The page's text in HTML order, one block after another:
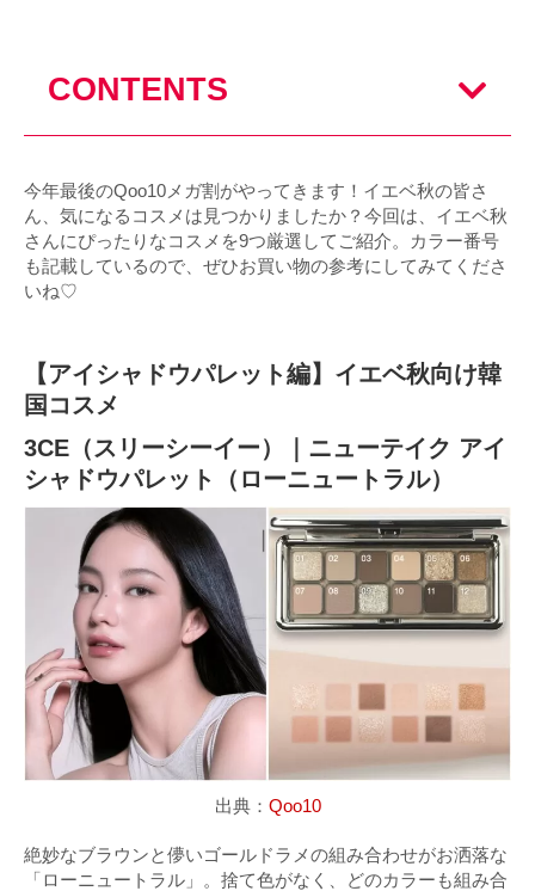
CONTENTS
今年最後のQoo10メガ割がやってきます！イエベ秋の皆さ
ん、気になるコスメは見つかりましたか？今回は、イエベ秋
さんにぴったりなコスメを9つ厳選してご紹介。カラー番号
も記載しているので、ぜひお買い物の参考にしてみてくださ
いね♡
【アイシャドウパレット編】イエベ秋向け韓
国コスメ
3CE（スリーシーイー）｜ニューテイク アイ
シャドウパレット（ローニュートラル）
出典： Qoo10
絶妙なブラウンと儚いゴールドラメの組み合わせがお洒落な
「ローニュートラル」。捨て色がなく、どのカラーも組み合